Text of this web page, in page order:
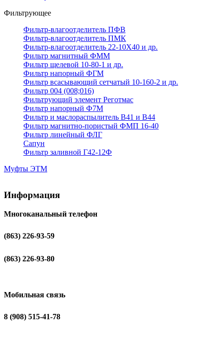
Фильтрующее
Фильтр-влагоотделитель ПФВ
Фильтр-влагоотделитель ПМК
Фильтр-влагоотделитель 22-10Х40 и др.
Фильтр магнитный ФММ
Фильтр щелевой 10-80-1 и др.
Фильтр напорный ФГМ
Фильтр всасывающий сетчатый 10-160-2 и др.
Фильтр 004 (008;016)
Фильтрующий элемент Реготмас
Фильтр напорный Ф7М
Фильтр и маслораспылитель В41 и В44
Фильтр магнитно-пористый ФМП 16-40
Фильтр линейный ФЛГ
Сапун
Фильтр заливной Г42-12Ф
Муфты ЭТМ
Информация
Многоканальный телефон
(863) 226-93-59
(863) 226-93-80
Мобильная связь
8 (908) 515-41-78